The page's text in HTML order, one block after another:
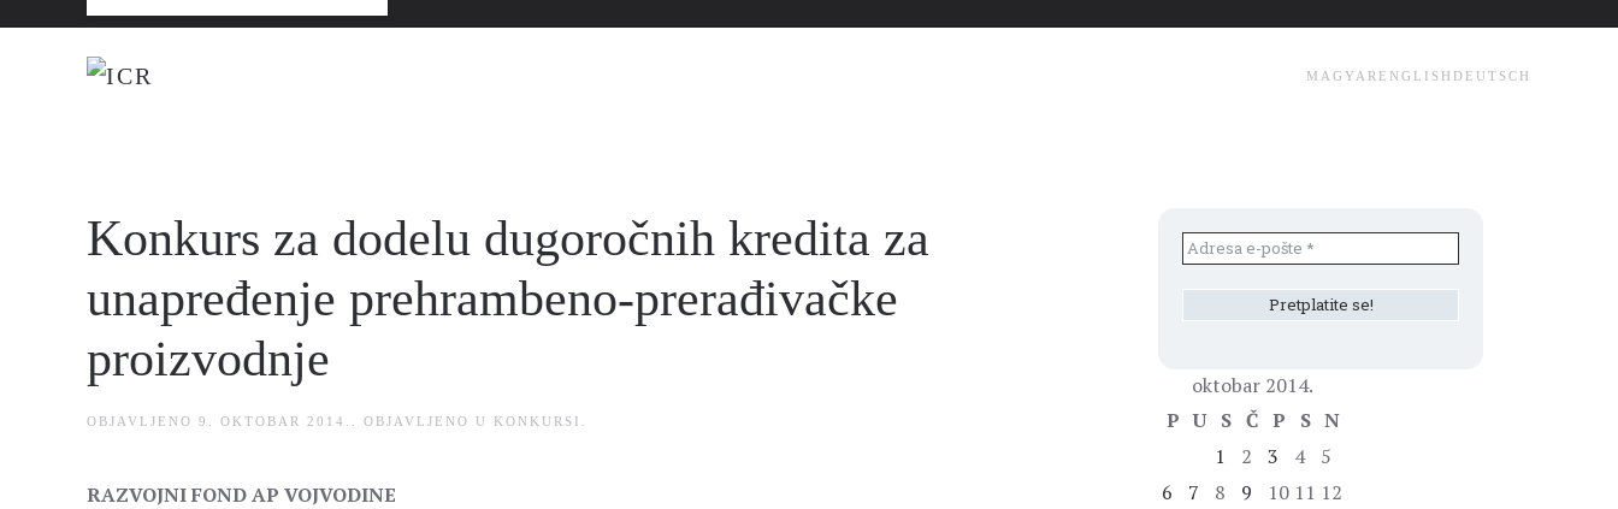
MAGYAR ENGLISH DEUTSCH
Konkurs za dodelu dugoročnih kredita za
unapređenje prehrambeno-prerađivačke
proizvodnje
OBJAVLJENO 9. OKTOBAR 2014. . OBJAVLJENO U KONKURSI
RAZVOJNI FOND AP VOJVODINE
oktobar 2014.
P U S Č P S N
1
2 3 4
5
6
7 8 9 10 11 12